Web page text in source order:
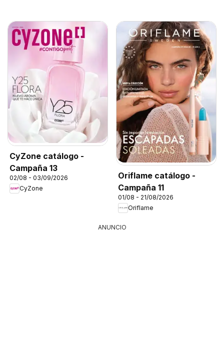
CyZone catálogo -
Campaña 13
02/08 - 03/09/2026
CyZone
Oriflame catálogo -
Campaña 11
01/08 - 21/08/2026
Oriflame
ANUNCIO